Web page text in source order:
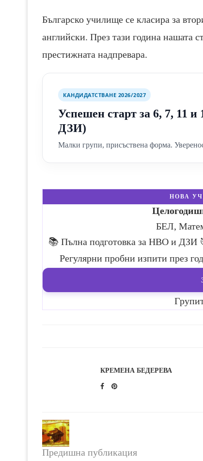
Българско училище се класира за
английски. През тази година нашата
престижната надпревара.
КАНДИДАТСТВАНЕ 2026/2027
Успешен старт за 6, 7, 11
ДЗИ)
Малки групи, присъствена форма.
НОВА
БЕЛ,
📚 Пълна подготовка за НВО и ДЗИ
Регулярни пробни изпити през
КРЕМЕНА БЕДЕРЕВА
Предишна публикация